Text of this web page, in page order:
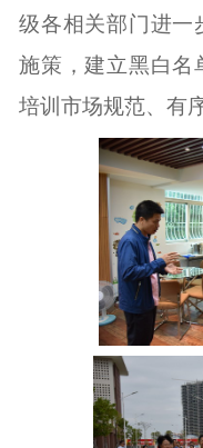
级各相关部门进一
施策，建立黑白名
培训市场规范、有